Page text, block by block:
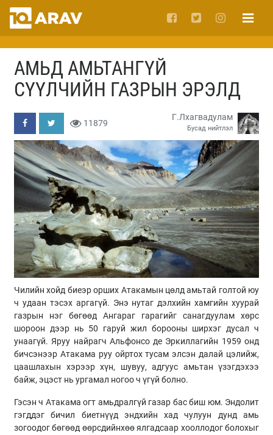
АМЬД АМЬТАНГҮЙ
СҮҮЛЧИЙН ГАЗРЫН ЭРЭЛД
11879
Г.Лхагвадулам
Бусад нийтлэл
Чилийн хойд биеэр орших Атакамын цөлд амьтай голтой юу
ч удаан тэсэх аргагүй. Энэ нутаг дэлхийн хамгийн хуурай
газрын нэг бөгөөд Ангараг гарагийг санагдуулам хөрс
шороон дээр нь 50 гаруй жил борооны ширхэг дусал ч
унаагүй. Яруу найрагч Альфонсо де Эркиллагийн 1959 онд
бичсэнээр Атакама руу ойртох тусам элсэн далай цэлийж,
цаашлахын хэрээр хүн, шувуу, адгуус амьтан үзэгдэхээ
байж, эцэст нь ургамал ногоо ч үгүй болно.
Гэсэн ч Атакама огт амьдралгүй газар бас биш юм. Эндолит
гэгддэг бичил биетнүүд эндхийн хад чулуун дунд амь
зогоодог бөгөөд өөрсдийнхөө ялгадсаар хооллодог болохыг